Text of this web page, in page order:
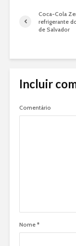
Coca-Cola
refrigerante
de Salvador
Incluir
Comentário
Nome *